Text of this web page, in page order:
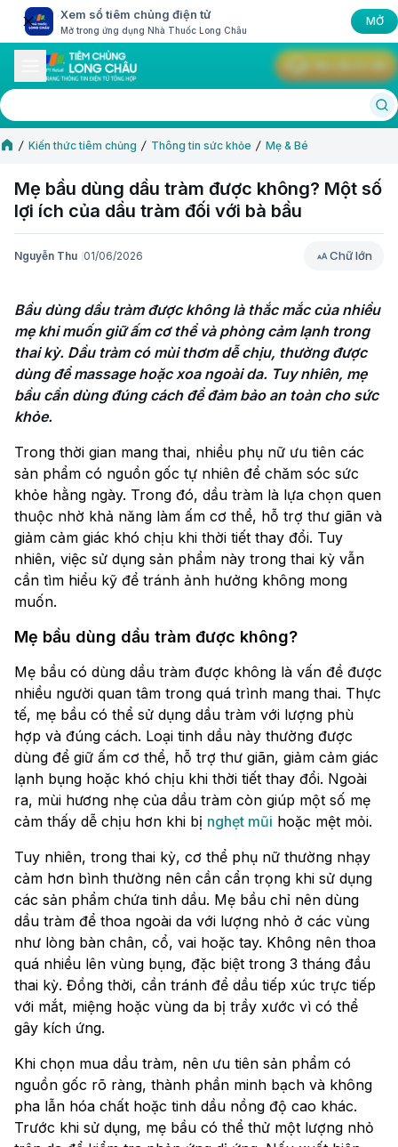
Xem sổ tiêm chủng điện tử
Mở trong ứng dụng Nhà Thuốc Long Châu
MỞ
Kiến thức tiêm chủng Thông tin sức khỏe Mẹ & Bé
Mẹ bầu dùng dầu tràm được không? Một số
lợi ích của dầu tràm đối với bà bầu
Nguyễn Thu 01/06/2026 Chữ lớn
Chữ lớn
Bầu dùng dầu tràm được không là thắc mắc của nhiều
mẹ khi muốn giữ ấm cơ thể và phòng cảm lạnh trong
thai kỳ. Dầu tràm có mùi thơm dễ chịu, thường được
dùng để massage hoặc xoa ngoài da. Tuy nhiên, mẹ
bầu cần dùng đúng cách để đảm bảo an toàn cho sức
khỏe.
Trong thời gian mang thai, nhiều phụ nữ ưu tiên các
sản phẩm có nguồn gốc tự nhiên để chăm sóc sức
khỏe hằng ngày. Trong đó, dầu tràm là lựa chọn quen
thuộc nhờ khả năng làm ấm cơ thể, hỗ trợ thư giãn và
giảm cảm giác khó chịu khi thời tiết thay đổi. Tuy
nhiên, việc sử dụng sản phẩm này trong thai kỳ vẫn
cần tìm hiểu kỹ để tránh ảnh hưởng không mong
muốn.
Mẹ bầu dùng dầu tràm được không?
Mẹ bầu có dùng dầu tràm được không là vấn đề được
nhiều người quan tâm trong quá trình mang thai. Thực
tế, mẹ bầu có thể sử dụng dầu tràm với lượng phù
hợp và đúng cách. Loại tinh dầu này thường được
dùng để giữ ấm cơ thể, hỗ trợ thư giãn, giảm cảm giác
lạnh bụng hoặc khó chịu khi thời tiết thay đổi. Ngoài
ra, mùi hương nhẹ của dầu tràm còn giúp một số mẹ
cảm thấy dễ chịu hơn khi bị nghẹt mũi hoặc mệt mỏi.
Tuy nhiên, trong thai kỳ, cơ thể phụ nữ thường nhạy
cảm hơn bình thường nên cần cẩn trọng khi sử dụng
các sản phẩm chứa tinh dầu. Mẹ bầu chỉ nên dùng
dầu tràm để thoa ngoài da với lượng nhỏ ở các vùng
như lòng bàn chân, cổ, vai hoặc tay. Không nên thoa
quá nhiều lên vùng bụng, đặc biệt trong 3 tháng đầu
thai kỳ. Đồng thời, cần tránh để dầu tiếp xúc trực tiếp
với mắt, miệng hoặc vùng da bị trầy xước vì có thể
gây kích ứng.
Khi chọn mua dầu tràm, nên ưu tiên sản phẩm có
nguồn gốc rõ ràng, thành phần minh bạch và không
pha lẫn hóa chất hoặc tinh dầu nồng độ cao khác.
Trước khi sử dụng, mẹ bầu có thể thử một lượng nhỏ